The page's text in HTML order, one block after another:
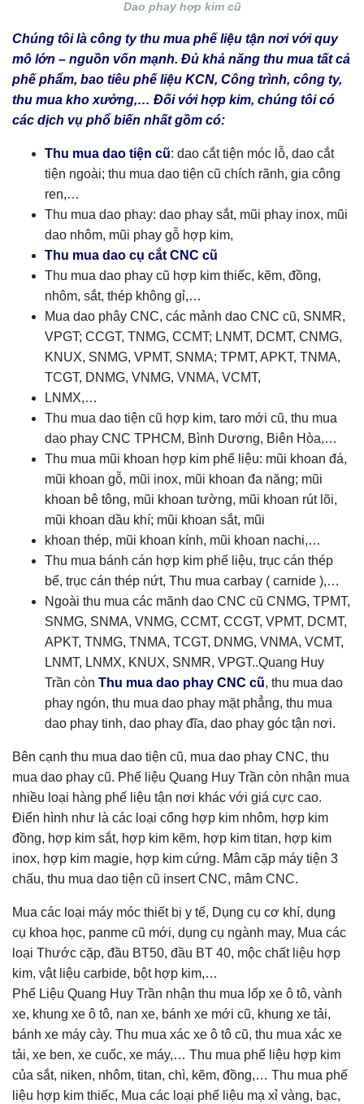
Dao phay hợp kim cũ
Chúng tôi là công ty thu mua phế liệu tận nơi với quy
mô lớn – nguồn vốn mạnh. Đủ khả năng thu mua tất cả
phế phẩm, bao tiêu phế liệu KCN, Công trình, công ty,
thu mua kho xưởng,… Đối với hợp kim, chúng tôi có
các dịch vụ phổ biến nhất gồm có:
Thu mua dao tiện cũ: dao cắt tiện móc lỗ, dao cắt
tiện ngoài; thu mua dao tiện cũ chích rãnh, gia công
ren,…
Thu mua dao phay: dao phay sắt, mũi phay inox, mũi
dao nhôm, mũi phay gỗ hợp kim,
Thu mua dao cụ cắt CNC cũ
Thu mua dao phay cũ hợp kim thiếc, kẽm, đồng,
nhôm, sắt, thép không gỉ,…
Mua dao phây CNC, các mảnh dao CNC cũ, SNMR,
VPGT; CCGT, TNMG, CCMT; LNMT, DCMT, CNMG,
KNUX, SNMG, VPMT, SNMA; TPMT, APKT, TNMA,
TCGT, DNMG, VNMG, VNMA, VCMT,
LNMX,…
Thu mua dao tiện cũ hợp kim, taro mới cũ, thu mua
dao phay CNC TPHCM, Bình Dương, Biên Hòa,…
Thu mua mũi khoan hợp kim phế liệu: mũi khoan đá,
mũi khoan gỗ, mũi inox, mũi khoan đa năng; mũi
khoan bê tông, mũi khoan tường, mũi khoan rút lõi,
mũi khoan dầu khí; mũi khoan sắt, mũi
khoan thép, mũi khoan kính, mũi khoan nachi,…
Thu mua bánh cán hợp kim phế liệu, trục cán thép
bể, trục cán thép nứt, Thu mua carbay ( carnide ),…
Ngoài thu mua các mãnh dao CNC cũ CNMG, TPMT,
SNMG, SNMA, VNMG, CCMT, CCGT, VPMT, DCMT,
APKT, TNMG, TNMA, TCGT, DNMG, VNMA, VCMT,
LNMT, LNMX, KNUX, SNMR, VPGT..Quang Huy
Trần còn Thu mua dao phay CNC cũ, thu mua dao
phay ngón, thu mua dao phay mặt phẳng, thu mua
dao phay tinh, dao phay đĩa, dao phay góc tận nơi.
Bên cạnh thu mua dao tiện cũ, mua dao phay CNC, thu
mua dao phay cũ. Phế liệu Quang Huy Trần còn nhận mua
nhiều loại hàng phế liệu tận nơi khác với giá cực cao.
Điển hình như là các loại cổng hợp kim nhôm, hợp kim
đồng, hợp kim sắt, hợp kim kẽm, hợp kim titan, hợp kim
inox, hợp kim magie, hợp kim cứng. Mâm cặp máy tiện 3
chấu, thu mua dao tiện cũ insert CNC, mâm CNC.
Mua các loại máy móc thiết bị y tế, Dụng cụ cơ khí, dụng
cụ khoa học, panme cũ mới, dụng cụ ngành may, Mua các
loại Thước cặp, đầu BT50, đầu BT 40, mộc chất liệu hợp
kim, vật liệu carbide, bột hợp kim,…
Phế Liệu Quang Huy Trần nhận thu mua lốp xe ô tô, vành
xe, khung xe ô tô, nan xe, bánh xe mới cũ, khung xe tải,
bánh xe máy cày. Thu mua xác xe ô tô cũ, thu mua xác xe
tải, xe ben, xe cuốc, xe máy,… Thu mua phế liệu hợp kim
của sắt, niken, nhôm, titan, chì, kẽm, đồng,… Thu mua phế
liệu hợp kim thiếc, Mua các loại phế liệu mạ xỉ vàng, bạc,